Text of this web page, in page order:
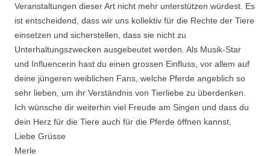
Veranstaltungen dieser Art nicht mehr unterstützen würdest. Es
ist entscheidend, dass wir uns kollektiv für die Rechte der Tiere
einsetzen und sicherstellen, dass sie nicht zu
Unterhaltungszwecken ausgebeutet werden. Als Musik-Star
und Influencerin hast du einen grossen Einfluss, vor allem auf
deine jüngeren weiblichen Fans, welche Pferde angeblich so
sehr lieben, um ihr Verständnis von Tierliebe zu überdenken.
Ich wünsche dir weiterhin viel Freude am Singen und dass du
dein Herz für die Tiere auch für die Pferde öffnen kannst.
Liebe Grüsse
Merle